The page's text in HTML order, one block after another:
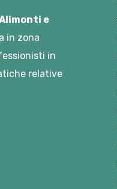
e
in zona
in
relative